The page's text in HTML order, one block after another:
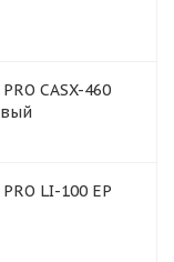
CASX-460
LI-100 EP